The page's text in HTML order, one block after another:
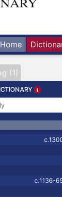
Home
(1)
c.1136-